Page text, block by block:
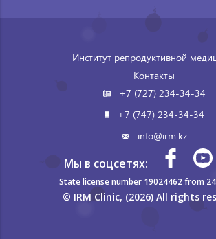
Институт репродуктивной
Контакты
+7 (727) 234-34-34
+7 (747) 234-34-34
info@irm.kz
Мы в соцсетях:
State license number 19024462 from
© IRM Clinic, (2026) All rights